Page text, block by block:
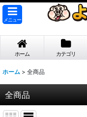
メニュー
ホーム カテゴリ
ホーム > 全商品
全商品